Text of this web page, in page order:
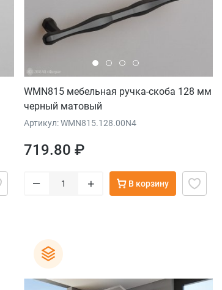
WMN815 мебельная ручка-скоба 128 мм
черный матовый
Артикул: WMN815.128.00N4
719.80 ₽
– + В корзину